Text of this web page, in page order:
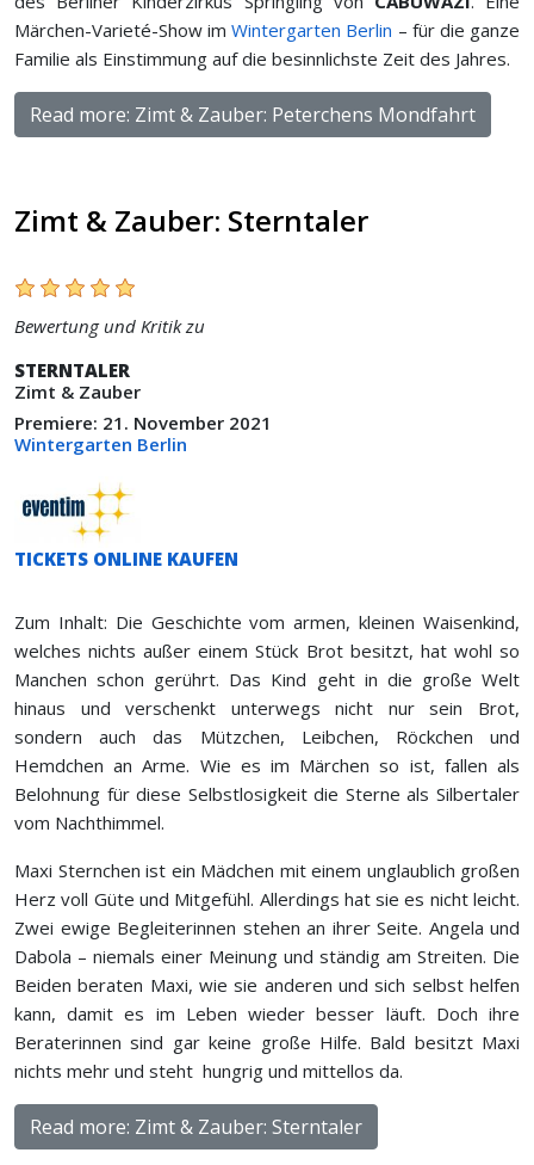
Märchen-Varieté-Show imWintergarten Berlin – für die ganze
Familie als Einstimmung auf die besinnlichste Zeit des Jahres.
Read more: Zimt & Zauber: Peterchens Mondfahrt
Zimt & Zauber: Sterntaler
Bewertung und Kritik zu
STERNTALER
Zimt & Zauber
Premiere: 21. November 2021
Wintergarten Berlin
TICKETS ONLINE KAUFEN
Zum Inhalt: Die Geschichte vom armen, kleinen Waisenkind,
welches nichts außer einem Stück Brot besitzt, hat wohl so
Manchen schon gerührt. Das Kind geht in die große Welt
hinaus und verschenkt unterwegs nicht nur sein Brot,
sondern auch das Mützchen, Leibchen, Röckchen und
Hemdchen an Arme. Wie es im Märchen so ist, fallen als
Belohnung für diese Selbstlosigkeit die Sterne als Silbertaler
vom Nachthimmel.
Maxi Sternchen ist ein Mädchen mit einem unglaublich großen
Herz voll Güte und Mitgefühl. Allerdings hat sie es nicht leicht.
Zwei ewige Begleiterinnen stehen an ihrer Seite. Angela und
Dabola – niemals einer Meinung und ständig am Streiten. Die
Beiden beraten Maxi, wie sie anderen und sich selbst helfen
kann, damit es im Leben wieder besser läuft. Doch ihre
Beraterinnen sind gar keine große Hilfe. Bald besitzt Maxi
nichts mehr und steht hungrig und mittellos da.
Read more: Zimt & Zauber: Sterntaler